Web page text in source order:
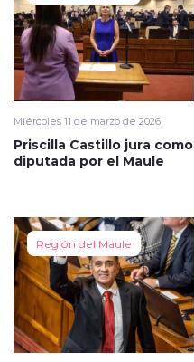
Miércoles 11 de marzo de 2026
Priscilla Castillo jura como
diputada por el Maule
Región del Maule